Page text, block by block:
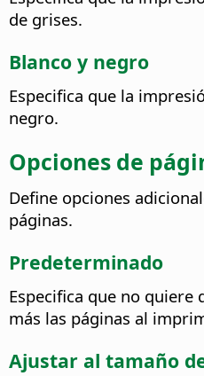
de grises.
Blanco y negro
Especifica que la
negro.
Opciones de
Define opciones
páginas.
Predeterminado
Especifica que no quiere
más las páginas al
Ajustar al tamaño